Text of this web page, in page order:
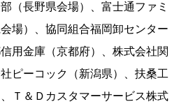
（長野県会場）、富士通ファミ
場）、協同組合福岡卸センター
用金庫（京都府）、株式会社関
ピーコック（新潟県）、扶桑工
Ｔ＆Ｄカスタマーサービス株式